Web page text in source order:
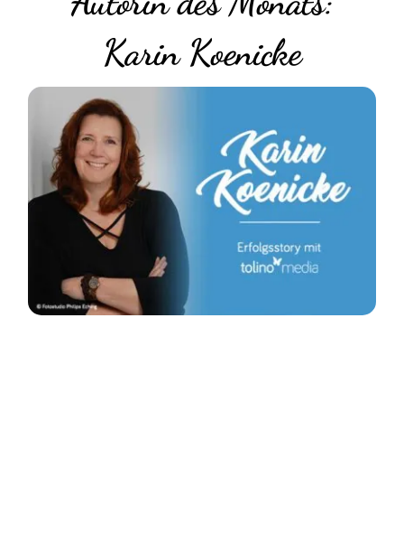
Karin Koenicke